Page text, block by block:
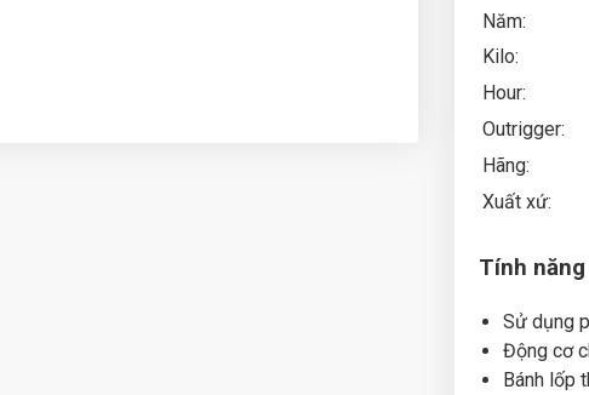
Năm:
Kilo:
Hour:
Outrigger:
Hãng:
Xuất xứ:
Tính
Sử dụng
Động cơ
Bánh lốp